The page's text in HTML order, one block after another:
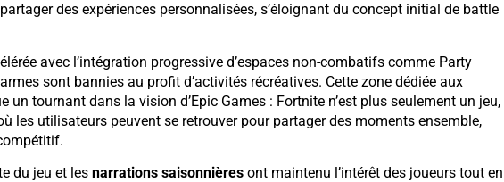
des expériences personnalisées, s’éloignant du concept initial de battle
avec l’intégration progressive d’espaces non-combatifs comme Party
sont bannies au profit d’activités récréatives. Cette zone dédiée aux
un tournant dans la vision d’Epic Games : Fortnite n’est plus seulement un jeu,
les utilisateurs peuvent se retrouver pour partager des moments ensemble,
du jeu et les narrations saisonnièresont maintenu l’intérêt des joueurs tout en